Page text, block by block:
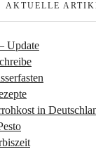
AKTUELLE
Update
in